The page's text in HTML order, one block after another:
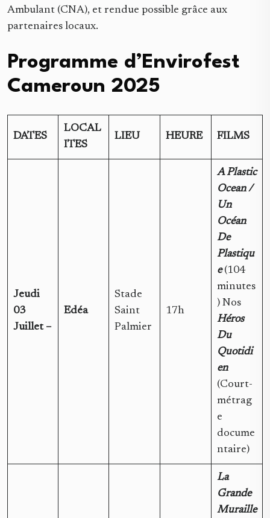
Ambulant (CNA), et rendue possible grâce aux
partenaires locaux.
Programme d’Envirofest
Cameroun 2025
DATES
LOCAL
ITES
LIEU HEURE FILMS
Jeudi
03
Juillet –
Edéa
Stade
Saint
Palmier
17h
A Plastic
Ocean /
Un
Océan
De
Plastiqu
e(104
minutes
) Nos
Héros
Du
Quotidi
en
(Court-
métrag
e
docume
ntaire)
La
Grande
Muraille